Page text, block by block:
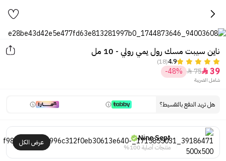
ناين سيبت مسك رول يمي رولي - 10 مل
4.9
(18)
39

75

-48%
شامل الضريبة
هل تريد الدفع بالتقسيط؟
Nine Sept
منتجات أصلية 100%
عرض الكل